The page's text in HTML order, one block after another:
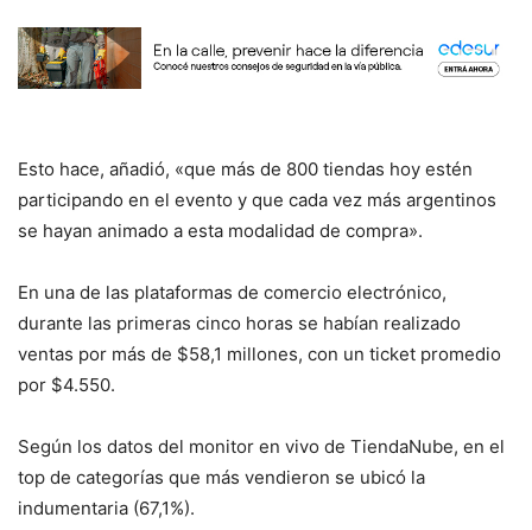
Esto hace, añadió, «que más de 800 tiendas hoy estén
participando en el evento y que cada vez más argentinos
se hayan animado a esta modalidad de compra».
En una de las plataformas de comercio electrónico,
durante las primeras cinco horas se habían realizado
ventas por más de $58,1 millones, con un ticket promedio
por $4.550.
Según los datos del monitor en vivo de TiendaNube, en el
top de categorías que más vendieron se ubicó la
indumentaria (67,1%).